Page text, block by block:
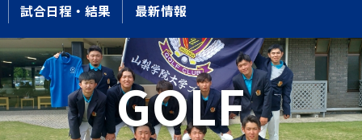
試合日程・結果
最新情報
GOLF